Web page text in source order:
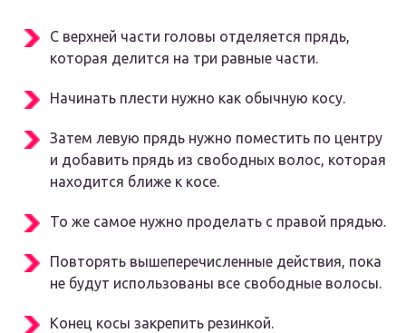
С верхней части головы отделяется прядь,
которая делится на три равные части.
Начинать плести нужно как обычную косу.
Затем левую прядь нужно поместить по центру
и добавить прядь из свободных волос, которая
находится ближе к косе.
То же самое нужно проделать с правой прядью.
Повторять вышеперечисленные действия, пока
не будут использованы все свободные волосы.
Конец косы закрепить резинкой.